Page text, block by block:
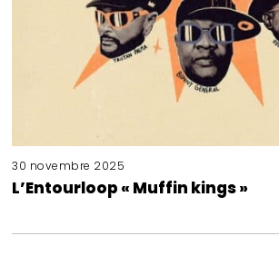
30 novembre 2025
L’Entourloop « Muffin kings »